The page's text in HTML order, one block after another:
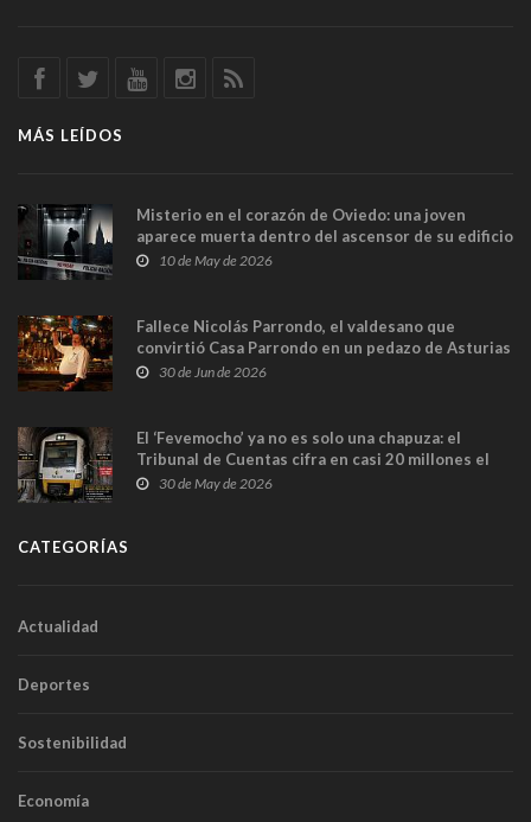
MÁS LEÍDOS
Misterio en el corazón de Oviedo: una joven
aparece muerta dentro del ascensor de su edificio
y las cámaras captan sus últimos minutos
10 de May de 2026
Fallece Nicolás Parrondo, el valdesano que
convirtió Casa Parrondo en un pedazo de Asturias
en Madrid
30 de Jun de 2026
El ‘Fevemocho’ ya no es solo una chapuza: el
Tribunal de Cuentas cifra en casi 20 millones el
sobrecoste de los trenes que no cabían por los
30 de May de 2026
CATEGORÍAS
Actualidad
Deportes
Sostenibilidad
Economía